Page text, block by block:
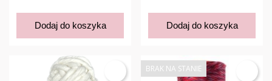
Dodaj do koszyka Dodaj do koszyka
BRAK NA STANIE